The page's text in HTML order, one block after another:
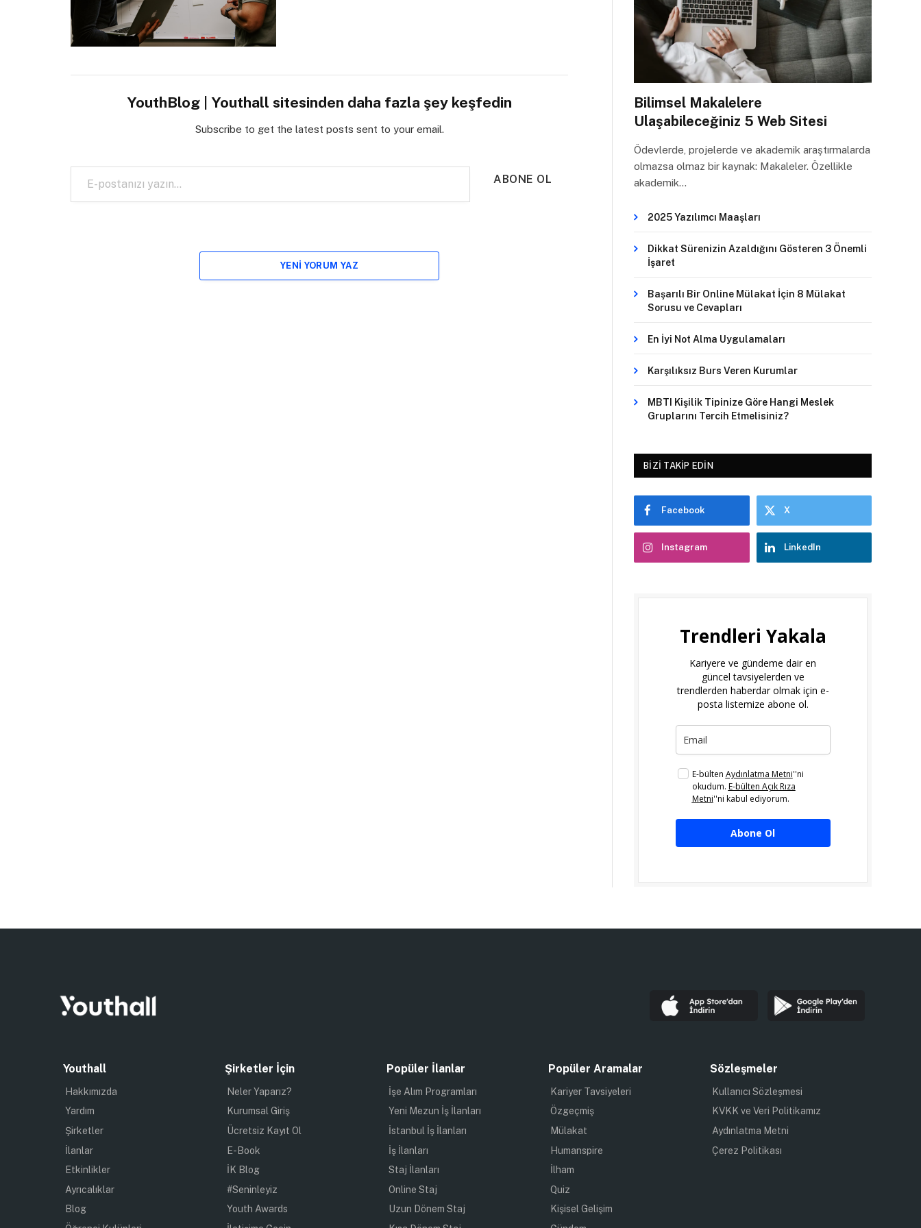
YouthBlog | Youthall sitesinden daha fazla şey keşfedin
Subscribe to get the latest posts sent to your email.
E-postanızı yazın…
ABONE OL
YENI YORUM YAZ
Bilimsel Makalelere
Ulaşabileceğiniz 5 Web Sitesi
Ödevlerde, projelerde ve akademik araştırmalarda
olmazsa olmaz bir kaynak: Makaleler. Özellikle
akademik…
2025 Yazılımcı Maaşları
Dikkat Sürenizin Azaldığını Gösteren 3 Önemli
İşaret
Başarılı Bir Online Mülakat İçin 8 Mülakat
Sorusu ve Cevapları
En İyi Not Alma Uygulamaları
Karşılıksız Burs Veren Kurumlar
MBTI Kişilik Tipinize Göre Hangi Meslek
Gruplarını Tercih Etmelisiniz?
BIZI TAKIP EDIN
Facebook X
Instagram LinkedIn
Trendleri Yakala
Kariyere ve gündeme dair en
güncel tavsiyelerden ve
trendlerden haberdar olmak için e-
posta listemize abone ol.
E-bülten Aydınlatma Metni''ni
okudum. E-bülten Açık Rıza
Metni''ni kabul ediyorum.
Abone Ol
Youthall
Hakkımızda
Yardım
Şirketler
İlanlar
Etkinlikler
Ayrıcalıklar
Blog
Şirketler İçin
Neler Yaparız?
Kurumsal Giriş
Ücretsiz Kayıt Ol
E-Book
İK Blog
#Seninleyiz
Youth Awards
Popüler İlanlar
İşe Alım Programları
Yeni Mezun İş İlanları
İstanbul İş İlanları
İş İlanları
Staj İlanları
Online Staj
Uzun Dönem Staj
Popüler Aramalar
Kariyer Tavsiyeleri
Özgeçmiş
Mülakat
Humanspire
İlham
Quiz
Kişisel Gelişim
Sözleşmeler
Kullanıcı Sözleşmesi
KVKK ve Veri Politikamız
Aydınlatma Metni
Çerez Politikası